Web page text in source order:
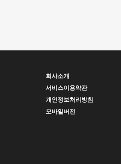
회사소개
서비스이용약관
개인정보처리방침
모바일버전